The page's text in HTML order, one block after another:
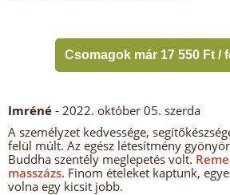
Csomagok már 17 550 Ft /
Imréné - 2022. október 05. szerda
A személyzet kedvessége,
felül múlt. Az egész létesítmény
Buddha szentély meglepetés volt.
masszázs. Finom ételeket kaptunk,
volna egy kicsit jobb.